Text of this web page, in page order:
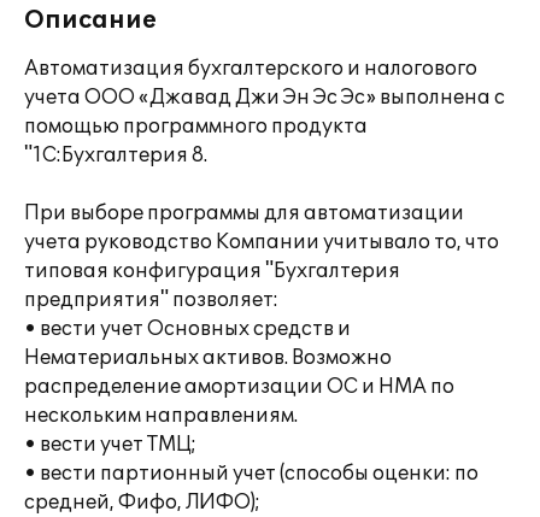
Описание
Автоматизация бухгалтерского и налогового
учета ООО «Джавад Джи Эн Эс Эс» выполнена с
помощью программного продукта
"1С:Бухгалтерия 8.
При выборе программы для автоматизации
учета руководство Компании учитывало то, что
типовая конфигурация "Бухгалтерия
предприятия" позволяет:
• вести учет Основных средств и
Нематериальных активов. Возможно
распределение амортизации ОС и НМА по
нескольким направлениям.
• вести учет ТМЦ;
• вести партионный учет (способы оценки: по
средней, Фифо, ЛИФО);